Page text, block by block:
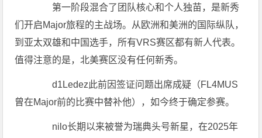
第一阶段混合了团队核心和个人独苗，是新秀
们开启Major旅程的主战场。从欧洲和美洲的国际纵队，
到亚太双雄和中国选手，所有VRS赛区都有新人代表。
值得注意的是，北美赛区没有任何新秀。
d1Ledez此前因签证问题出席成疑（FL4MUS
曾在Major前的比赛中替补他），如今终于确定参赛。
nilo长期以来被誉为瑞典头号新星，在2025年